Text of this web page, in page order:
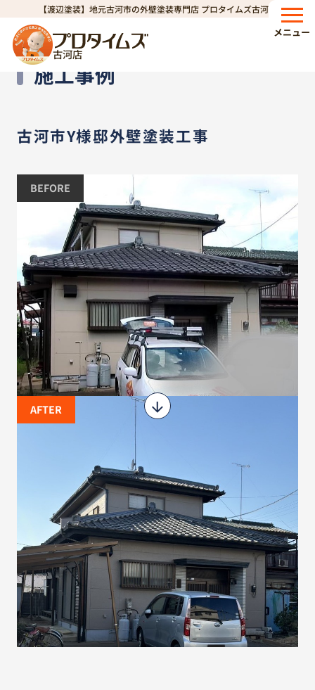
【渡辺塗装】地元古河市の外壁塗装専門店 プロタイムズ古河店
古河店
メニュー
HOME>施工事例>古河市Y様邸外壁塗装工事
施工事例
Works
古河市Y様邸外壁塗装工事
BEFORE
AFTER